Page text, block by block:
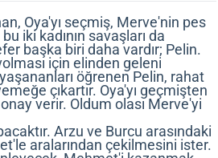
Oya'yı seçmiş, Merve'nin pes
iki kadının savaşları da
başka biri daha vardır; Pelin.
için elinden geleni
öğrenen Pelin, rahat
çıkartır. Oya'yı geçmişten
verir. Oldum olası Merve'yi
Arzu ve Burcu arasındaki
aralarından çekilmesini ister.